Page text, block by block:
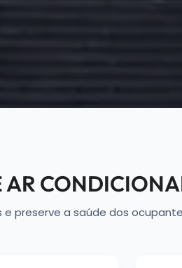
AR
e preserve a saúde dos